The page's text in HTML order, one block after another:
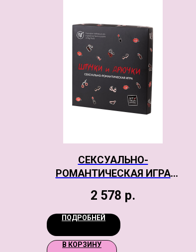
СЕКСУАЛЬНО-
РОМАНТИЧЕСКАЯ ИГРА
«ШТУЧКИ И ДРЮЧКИ»
2 578 р.
ПОДРОБНЕЙ
В КОРЗИНУ